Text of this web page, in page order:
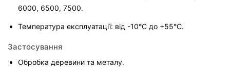
6000, 6500, 7500.
Температура експлуатації: від -10°C до +55°C.
Застосування
Обробка деревини та металу.